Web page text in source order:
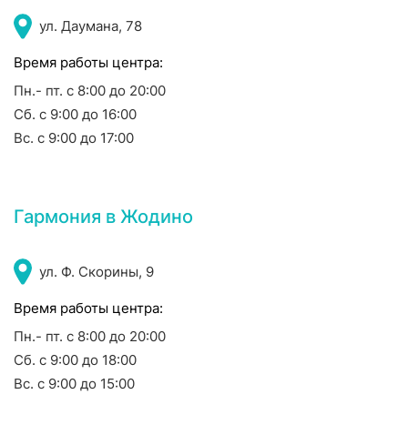
ул. Даумана, 78
Время работы центра:
Пн.- пт. с 8:00 до 20:00
Сб. с 9:00 до 16:00
Вс. с 9:00 до 17:00
Гармония в Жодино
ул. Ф. Скорины, 9
Время работы центра:
Пн.- пт. с 8:00 до 20:00
Сб. с 9:00 до 18:00
Вс. с 9:00 до 15:00